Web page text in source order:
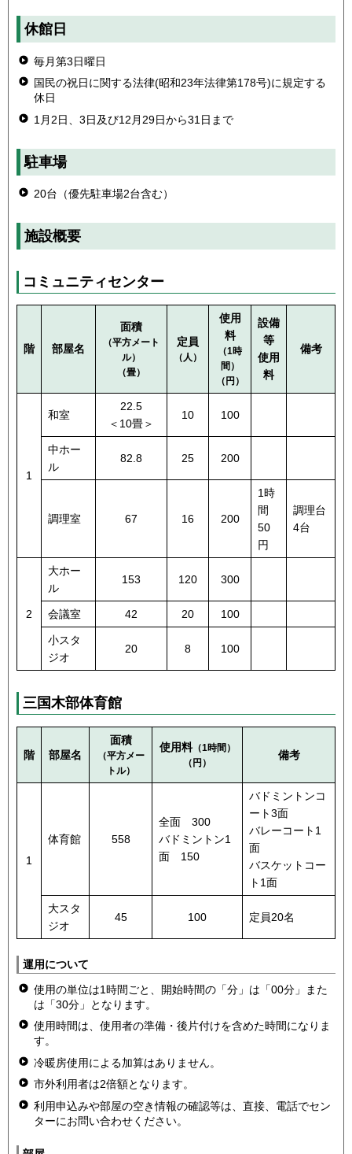
休館日
毎月第3日曜日
国民の祝日に関する法律(昭和23年法律第178号)に規定する
休日
1月2日、3日及び12月29日から31日まで
駐車場
20台（優先駐車場2台含む）
施設概要
コミュニティセンター
階 部屋名
面積
（平方メート
ル）
（畳）
定員
（人）
使用
料
（1時
間）
（円）
設備
等
使用
料
備考
1
和室
22.5
＜10畳＞
10 100
中ホー
ル
82.8 25 200
調理室 67 16 200
1時
間
50
円
調理台
4台
2
大ホー
ル
153 120 300
会議室 42 20 100
小スタ
ジオ
20 8 100
三国木部体育館
階 部屋名
面積
（平方メー
トル）
使用料（1時間）
（円）
備考
1
体育館 558
全面 300
バドミントン1
面 150
バドミントンコ
ート3面
バレーコート1
面
バスケットコー
ト1面
大スタ
ジオ
45 100 定員20名
運用について
使用の単位は1時間ごと、開始時間の「分」は「00分」また
は「30分」となります。
使用時間は、使用者の準備・後片付けを含めた時間になりま
す。
冷暖房使用による加算はありません。
市外利用者は2倍額となります。
利用申込みや部屋の空き情報の確認等は、直接、電話でセン
ターにお問い合わせください。